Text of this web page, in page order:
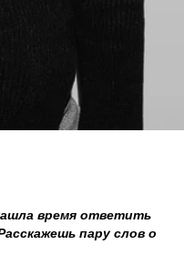
время ответить
пару слов о